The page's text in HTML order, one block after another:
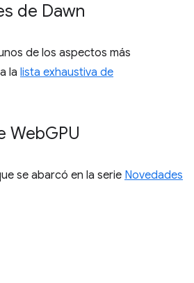
de Dawn
de los aspectos más
la lista exhaustiva de
WebGPU
se abarcó en la serie Novedades